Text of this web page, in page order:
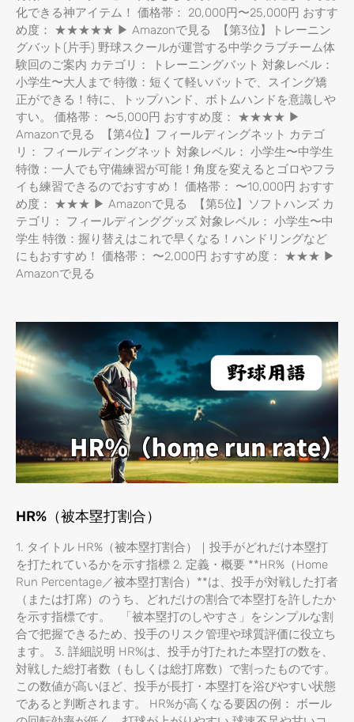
化できる神アイテム！ 価格帯： 20,000円〜25,000円 おすす
め度： ★★★★★ ▶ Amazonで見る 【第3位】トレーニン
グバット(片手) 野球スクールが運営する中学クラブチーム体
験回のご案内 カテゴリ： トレーニングバット 対象レベル：
小学生〜大人まで 特徴：短くて軽いバットで、スイング矯
正ができる！特に、トップハンド、ボトムハンドを意識しや
すい。 価格帯： 〜5,000円 おすすめ度： ★★★★ ▶
Amazonで見る 【第4位】フィールディングネット カテゴ
リ： フィールディングネット 対象レベル： 小学生〜中学生
特徴：一人でも守備練習が可能！角度を変えるとゴロやフラ
イも練習できるのでおすすめ！ 価格帯： 〜10,000円 おすす
め度： ★★★ ▶ Amazonで見る 【第5位】ソフトハンズ カ
テゴリ： フィールディンググッズ 対象レベル： 小学生〜中
学生 特徴：握り替えはこれで早くなる！ハンドリングなど
にもおすすめ！ 価格帯： 〜2,000円 おすすめ度： ★★★ ▶
Amazonで見る
HR%（被本塁打割合）
1. タイトル HR%（被本塁打割合）｜投手がどれだけ本塁打
を打たれているかを示す指標 2. 定義・概要 **HR%（Home
Run Percentage／被本塁打割合）**は、投手が対戦した打者
（または打席）のうち、どれだけの割合で本塁打を許したか
を示す指標です。 「被本塁打のしやすさ」をシンプルな割
合で把握できるため、投手のリスク管理や球質評価に役立ち
ます。 3. 詳細説明 HR%は、投手が打たれた本塁打の数を、
対戦した総打者数（もしくは総打席数）で割ったものです。
この数値が高いほど、投手が長打・本塁打を浴びやすい状態
であると判断されます。 HR%が高くなる要因の例： ボール